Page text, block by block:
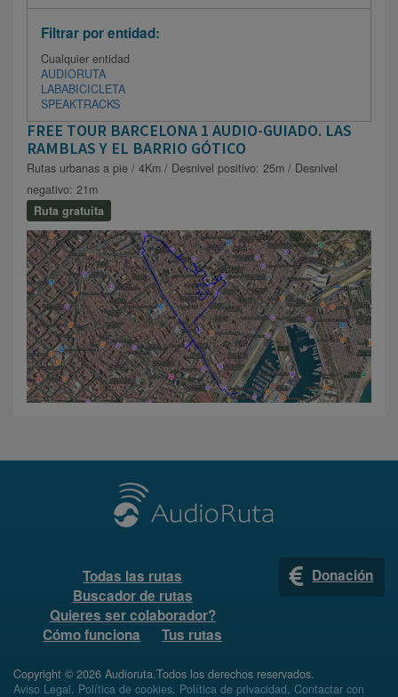
Filtrar por entidad:
Cualquier entidad
AUDIORUTA
LABABICICLETA
SPEAKTRACKS
FREE TOUR BARCELONA 1 AUDIO-GUIADO. LAS
RAMBLAS Y EL BARRIO GÓTICO
Rutas urbanas a pie / 4Km / Desnivel positivo: 25m / Desnivel
negativo: 21m
Ruta gratuita
Todas las rutas
Buscador de rutas
Quieres ser colaborador?
Cómo funciona
Tus rutas
Donación
Copyright © 2026 Audioruta.Todos los derechos reservados.
Aviso Legal. Política de cookies. Política de privacidad. Contactar con